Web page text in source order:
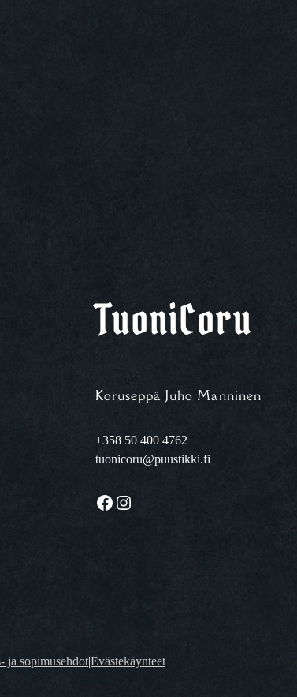
TuoniCoru
Koruseppä Juho Manninen
+358 50 400 4762
tuonicoru@puustikki.fi
Facebook Instagram
ja sopimusehdot|Evästekäynteet